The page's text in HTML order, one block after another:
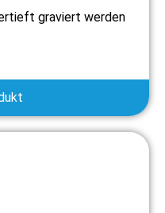
graviert werden